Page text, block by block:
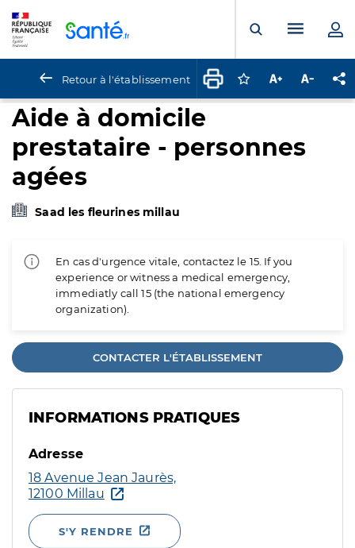
Ouvrir laMenu
Retour à l'établissement Connectez-vous
Augmenter la
Aide à domicile
prestataire - personnes
agées
Saad les fleurines millau
En cas d'urgence vitale, contactez le 15. If you
experience or witness a medical emergency,
immediatly call 15 (the national emergency
organization).
CONTACTER L'ÉTABLISSEMENT
INFORMATIONS PRATIQUES
Adresse
18 Avenue Jean Jaurès,
12100 Millau
S'Y RENDRE